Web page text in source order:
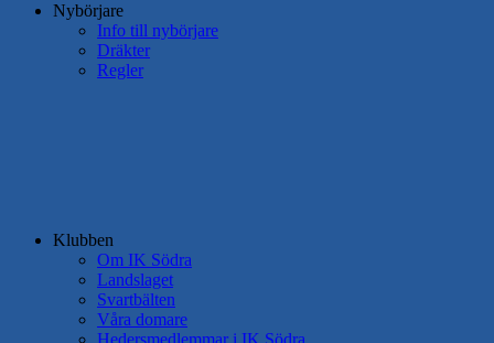
Nybörjare
Info till nybörjare
Dräkter
Regler
Klubben
Om IK Södra
Landslaget
Svartbälten
Våra domare
Hedersmedlemmar i IK Södra